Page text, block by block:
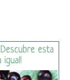
esta
igual!